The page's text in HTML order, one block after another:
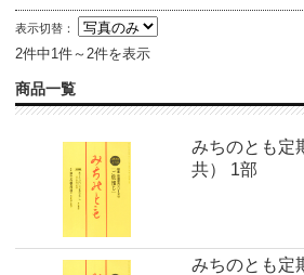
表示切替：
2件中1件～2件を表示
商品一覧
みちのとも定
共） 1部
みちのとも定